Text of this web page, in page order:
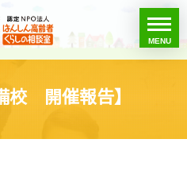
はんしん高齢者くら
toggle
menu
MENU
校 開催報告】